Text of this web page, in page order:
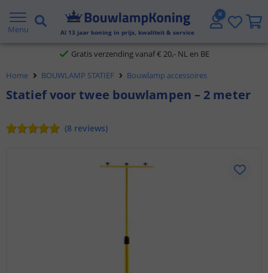
Menu Al 13 jaar koning in prijs, kwaliteit & service
2 jaar garantie
Gratis verzending vanaf € 20,- NL en BE
Klantbeoordeling 9.1
Home BOUWLAMP STATIEF Bouwlamp accessoires
Statief voor twee bouwlampen – 2 meter
(8 reviews)